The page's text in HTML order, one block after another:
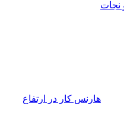
نجات
هارنس کار در ارتفاع